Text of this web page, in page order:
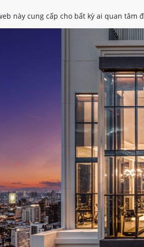
này cung cấp cho bất kỳ ai quan